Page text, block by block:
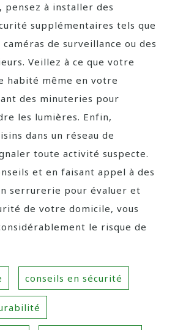
pensez à installer des
supplémentaires tels que
de surveillance ou des
Veillez à ce que votre
habité même en votre
des minuteries pour
les lumières. Enfin,
dans un réseau de
toute activité suspecte.
et en faisant appel à des
serrurerie pour évaluer et
de votre domicile, vous
le risque de
conseils en sécurité